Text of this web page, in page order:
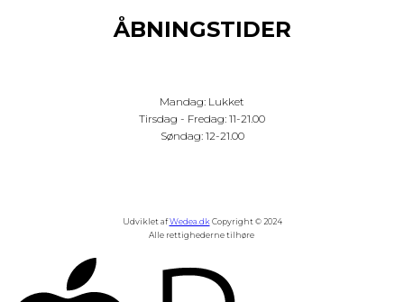
ÅBNINGSTIDER
Mandag: Lukket
Tirsdag - Fredag: 11-21.00
Søndag: 12-21.00
Udviklet afWedea.dkCopyright © 2024
Alle rettighederne tilhøre